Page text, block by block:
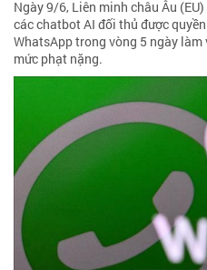
Ngày 9/6, Liên minh châu Âu
các chatbot AI đối thủ được
WhatsApp trong vòng 5 ngày làm
mức phạt nặng.